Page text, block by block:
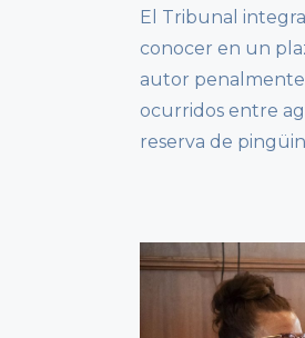
El Tribunal
conocer en un
autor penalmente
ocurridos entre
reserva de